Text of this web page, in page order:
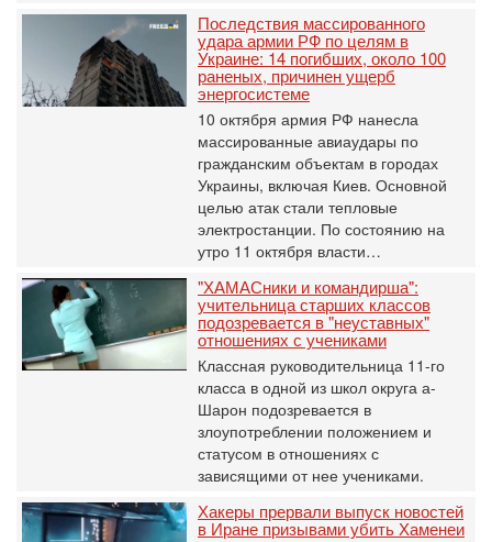
Последствия массированного
удара армии РФ по целям в
Украине: 14 погибших, около 100
раненых, причинен ущерб
энергосистеме
10 октября армия РФ нанесла
массированные авиаудары по
гражданским объектам в городах
Украины, включая Киев. Основной
целью атак стали тепловые
электростанции. По состоянию на
утро 11 октября власти…
"ХАМАСники и командирша":
учительница старших классов
подозревается в "неуставных"
отношениях с учениками
Классная руководительница 11-го
класса в одной из школ округа а-
Шарон подозревается в
злоупотреблении положением и
статусом в отношениях с
зависящими от нее учениками.
Хакеры прервали выпуск новостей
в Иране призывами убить Хаменеи